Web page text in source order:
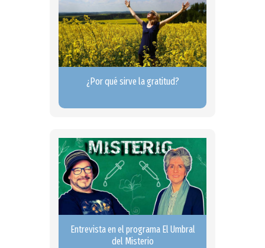
¿Por qué sirve la gratitud?
Entrevista en el programa El Umbral
del Misterio